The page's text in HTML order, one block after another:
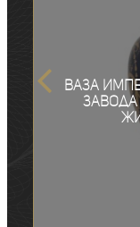
Ваза